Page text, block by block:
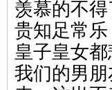
羡慕的不
贵知足常
皇子皇女
我们的男